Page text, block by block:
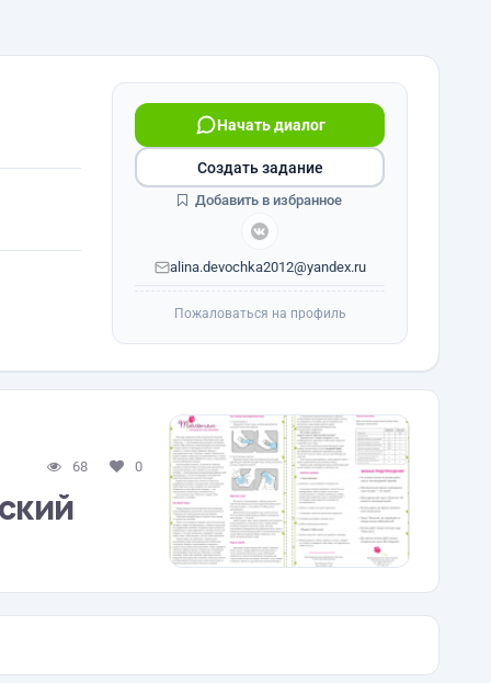
Начать диалог
alina.devochka2012@yandex.ru
Создать задание
Добавить в избранное
Пожаловаться на профиль
68 0